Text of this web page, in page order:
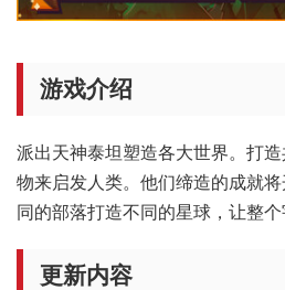
游戏介绍
派出天神泰坦塑造各大世界。打
物来启发人类。他们缔造的成就
同的部落打造不同的星球，让整个
更新内容